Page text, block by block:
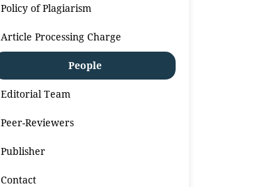
Policy of Plagiarism
Article Processing Charge
People
Editorial Team
Peer-Reviewers
Publisher
Contact